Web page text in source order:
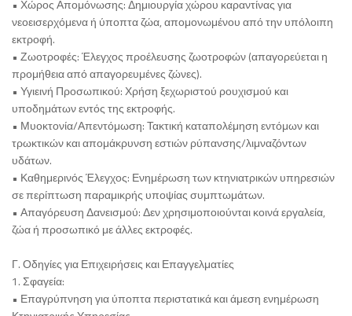
• Χώρος Απομόνωσης: Δημιουργία χώρου καραντίνας για
νεοεισερχόμενα ή ύποπτα ζώα, απομονωμένου από την υπόλοιπη
εκτροφή.
• Ζωοτροφές: Έλεγχος προέλευσης ζωοτροφών (απαγορεύεται η
προμήθεια από απαγορευμένες ζώνες).
• Υγιεινή Προσωπικού: Χρήση ξεχωριστού ρουχισμού και
υποδημάτων εντός της εκτροφής.
• Μυοκτονία/Απεντόμωση: Τακτική καταπολέμηση εντόμων και
τρωκτικών και απομάκρυνση εστιών ρύπανσης/λιμναζόντων
υδάτων.
• Καθημερινός Έλεγχος: Ενημέρωση των κτηνιατρικών υπηρεσιών
σε περίπτωση παραμικρής υποψίας συμπτωμάτων.
• Απαγόρευση Δανεισμού: Δεν χρησιμοποιούνται κοινά εργαλεία,
ζώα ή προσωπικό με άλλες εκτροφές.
Γ. Οδηγίες για Επιχειρήσεις και Επαγγελματίες
1. Σφαγεία:
• Επαγρύπνηση για ύποπτα περιστατικά και άμεση ενημέρωση